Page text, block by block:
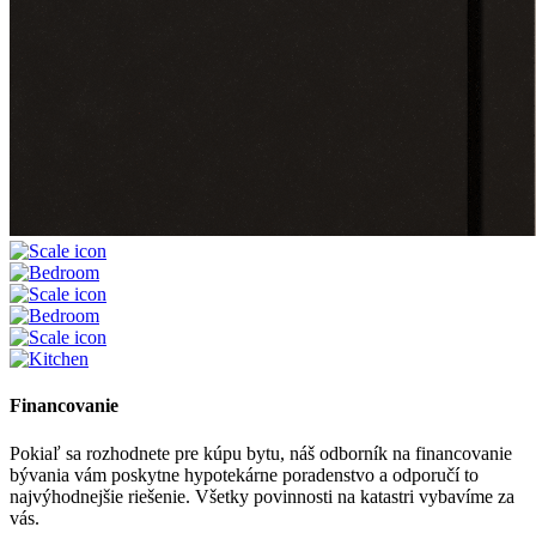
Financovanie
Pokiaľ sa rozhodnete pre kúpu bytu, náš odborník na financovanie
bývania vám poskytne hypotekárne poradenstvo a odporučí to
najvýhodnejšie riešenie. Všetky povinnosti na katastri vybavíme za
vás.